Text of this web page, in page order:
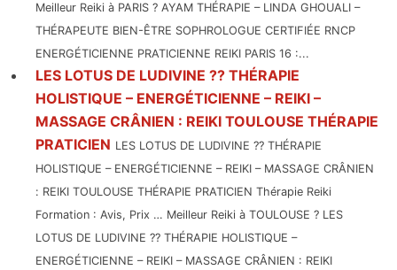
Meilleur Reiki à PARIS ? AYAM THÉRAPIE – LINDA GHOUALI –
THÉRAPEUTE BIEN-ÊTRE SOPHROLOGUE CERTIFIÉE RNCP
ENERGÉTICIENNE PRATICIENNE REIKI PARIS 16 :...
LES LOTUS DE LUDIVINE ?? THÉRAPIE
HOLISTIQUE – ENERGÉTICIENNE – REIKI –
MASSAGE CRÂNIEN : REIKI TOULOUSE THÉRAPIE
PRATICIEN LES LOTUS DE LUDIVINE ?? THÉRAPIE
HOLISTIQUE – ENERGÉTICIENNE – REIKI – MASSAGE CRÂNIEN
: REIKI TOULOUSE THÉRAPIE PRATICIEN Thérapie Reiki
Formation : Avis, Prix … Meilleur Reiki à TOULOUSE ? LES
LOTUS DE LUDIVINE ?? THÉRAPIE HOLISTIQUE –
ENERGÉTICIENNE – REIKI – MASSAGE CRÂNIEN : REIKI